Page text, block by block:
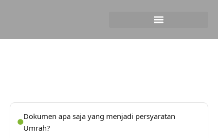
Dokumen apa saja yang menjadi persyaratan
Umrah?